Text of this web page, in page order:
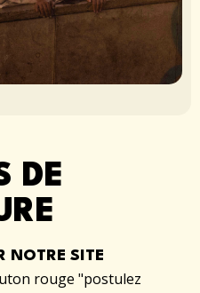
DE
NOTRE SITE
rouge "postulez